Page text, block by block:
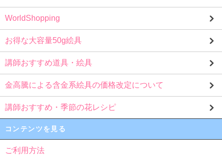
WorldShopping
お得な大容量50g絵具
講師おすすめ道具・絵具
金高騰による含金系絵具の価格改定について
講師おすすめ・季節の花レシピ
コンテンツを見る
ご利用方法